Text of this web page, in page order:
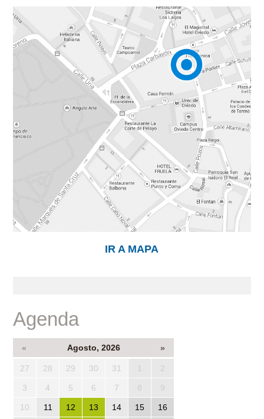
IR A MAPA
Agenda
« Agosto, 2026 »
27 28 29 30 31 1 2
3 4 5 6 7 8 9
10 11 12 13 14 15 16